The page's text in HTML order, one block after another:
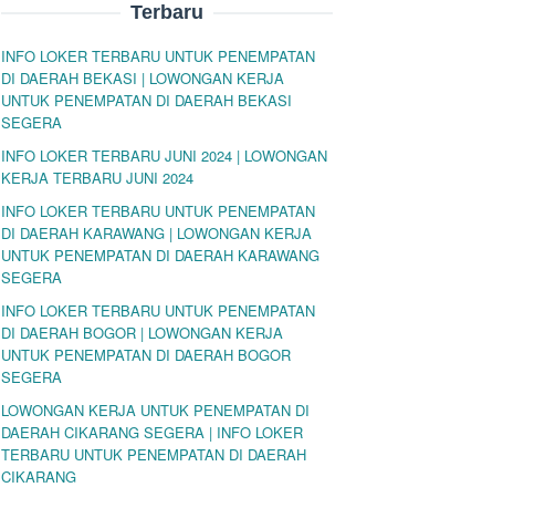
Terbaru
INFO LOKER TERBARU UNTUK PENEMPATAN
DI DAERAH BEKASI | LOWONGAN KERJA
UNTUK PENEMPATAN DI DAERAH BEKASI
SEGERA
INFO LOKER TERBARU JUNI 2024 | LOWONGAN
KERJA TERBARU JUNI 2024
INFO LOKER TERBARU UNTUK PENEMPATAN
DI DAERAH KARAWANG | LOWONGAN KERJA
UNTUK PENEMPATAN DI DAERAH KARAWANG
SEGERA
INFO LOKER TERBARU UNTUK PENEMPATAN
DI DAERAH BOGOR | LOWONGAN KERJA
UNTUK PENEMPATAN DI DAERAH BOGOR
SEGERA
LOWONGAN KERJA UNTUK PENEMPATAN DI
DAERAH CIKARANG SEGERA | INFO LOKER
TERBARU UNTUK PENEMPATAN DI DAERAH
CIKARANG